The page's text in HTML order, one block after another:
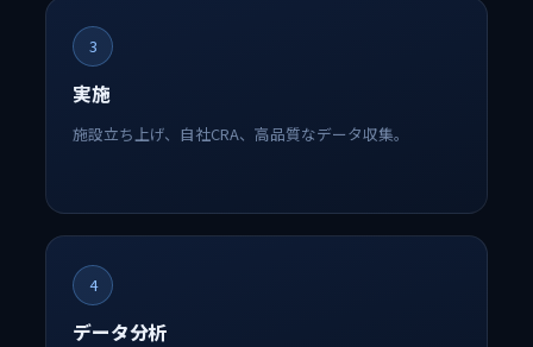
3
実施
施設立ち上げ、自社CRA、高品質なデータ収集。
4
データ分析